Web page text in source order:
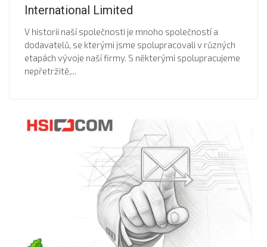
International Limited
V historii naší společnosti je mnoho společností a
dodavatelů, se kterými jsme spolupracovali v různých
etapách vývoje naší firmy. S některými spolupracujeme
nepřetržitě,...